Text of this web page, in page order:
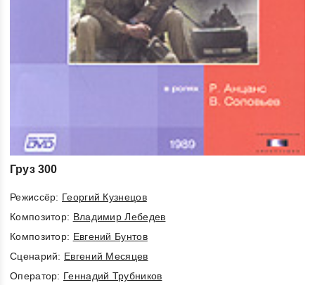
Груз 300
Режиссёр: Георгий Кузнецов
Композитор: Владимир Лебедев
Композитор: Евгений Бунтов
Cценарий: Евгений Месяцев
Оператор: Геннадий Трубников